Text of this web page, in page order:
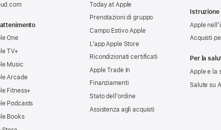
One
TV+
Music
Arcade
Fitness+
Podcasts
Books
Today at Apple
Prenotazioni di gruppo
Campo Estivo Apple
L’app Apple Store
Ricondizionati certificati
Apple Trade In
Finanziamenti
Stato dell’ordine
Assistenza agli acquisti
Istruzione
Apple
Acquisti
Per la
Apple e la
Salute su